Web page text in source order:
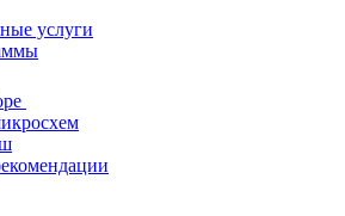
услуги